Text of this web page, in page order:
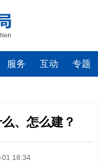
服务 互动 专题
、怎么建？
01 18:34